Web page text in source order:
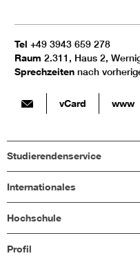
Tel +49 3943 659 278
Raum 2.311, Haus 2,
Sprechzeiten nach
vCard www
Studierendenservice
Internationales
Hochschule
Profil